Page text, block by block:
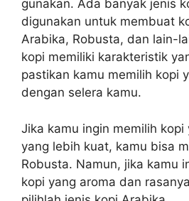
gunakan. Ada banyak jenis
digunakan untuk membuat
Arabika, Robusta, dan lain-
kopi memiliki karakteristik
pastikan kamu memilih kopi
dengan selera kamu.
Jika kamu ingin memilih kopi
yang lebih kuat, kamu bisa
Robusta. Namun, jika kamu
kopi yang aroma dan